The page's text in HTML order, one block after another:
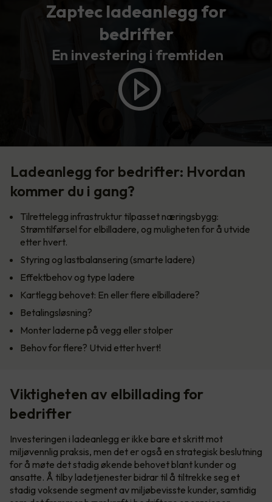
Zaptec ladeanlegg for
bedrifter
En investering i fremtiden
Ladeanlegg for bedrifter: Hvordan
kommer du i gang?
Tilrettelegg infrastruktur tilpasset næringsbygg:
Strømtilførsel for elbilladere, og muligheten for å utvide
etter hvert.
Styring og lastbalansering (smarte ladere)
Effektbehov og type ladere
Kartlegg behovet: En eller flere elbilladere?
Betalingsløsning?
Monter laderne på vegg eller stolper
Behov for flere? Utvid etter hvert!
Viktigheten av elbillading for
bedrifter
Investeringen i ladeanlegg er ikke bare et skritt mot
miljøvennlig praksis, men det er også en strategisk beslutning
for å møte det stadig økende behovet blant kunder og
ansatte. Å tilby ladetjenester bidrar til å tiltrekke seg et
stadig voksende segment av miljøbevisste kunder, samtidig